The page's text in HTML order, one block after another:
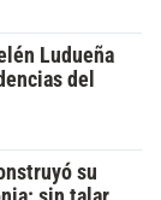
Ludueña
del
su